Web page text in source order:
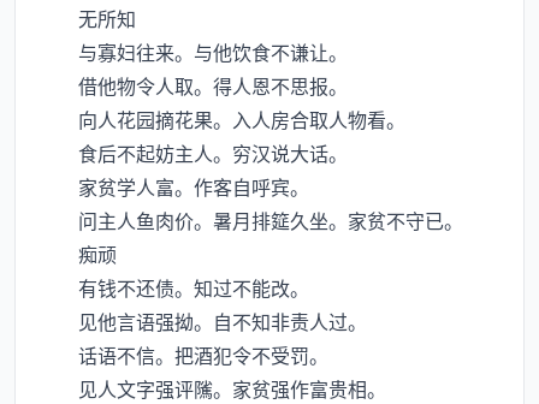
无所知
与寡妇往来。与他饮食不谦让。
借他物令人取。得人恩不思报。
向人花园摘花果。入人房合取人物看。
食后不起妨主人。穷汉说大话。
家贫学人富。作客自呼宾。
问主人鱼肉价。暑月排筵久坐。家贫不守已。
痴顽
有钱不还债。知过不能改。
见他言语强拗。自不知非责人过。
话语不信。把酒犯令不受罚。
见人文字强评隲。家贫强作富贵相。